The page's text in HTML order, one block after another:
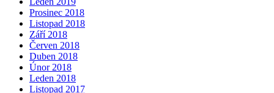
Prosinec 2018
Listopad 2018
Září 2018
Červen 2018
Duben 2018
Únor 2018
Leden 2018
Listopad 2017